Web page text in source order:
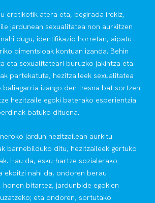
erotikotik atera eta, begirada irekiz,
jardunean sexualitatea non aurkitzen
dugu, identifikazio horretan, aipatu
dimentsioak kontuan izanda. Behin
eta sexualitateari buruzko jakintza eta
partekatuta, hezitzaileek sexualitatea
baliagarria izango den tresna bat sortzen
hezitzaile egoki baterako esperientzia
batuko dituena.
jardun hezitzailean aurkitu
barnebilduko ditu, hezitzaileek gertuko
Hau da, esku-hartze sozialerako
ekoitzi nahi da, ondoren berau
bitartez, jardunbide egokien
eta ondoren, sortutako